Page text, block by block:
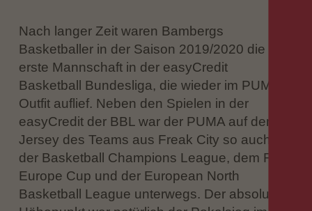
Nach langer Zeit waren Bambergs
Basketballer in der Saison 2019/2020 die
erste Mannschaft in der easyCredit
Basketball Bundesliga, die wieder im PUMA-
Outfit auflief. Neben den Spielen in der
easyCredit der BBL war der PUMA auf dem
Jersey des Teams aus Freak City so auch in
der Basketball Champions League, dem FIBA
Europe Cup und der European North
Basketball League unterwegs. Der absolute